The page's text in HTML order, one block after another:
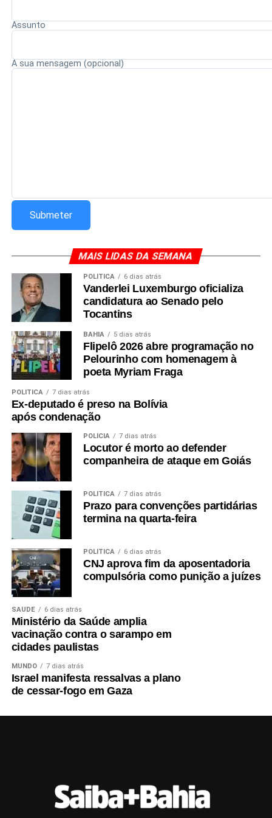
Redação Saiba+
Assunto
A sua mensagem (opcional)
MAIS LIDAS DA SEMANA
POLÍTICA 6 dias atrás
Vanderlei Luxemburgo oficializa
candidatura ao Senado pelo
Tocantins
BAHIA 5 dias atrás
Flipelô 2026 abre programação no
Pelourinho com homenagem à
poeta Myriam Fraga
POLÍTICA 7 dias atrás
Ex-deputado é preso na Bolívia
após condenação
POLÍCIA 7 dias atrás
Locutor é morto ao defender
companheira de ataque em Goiás
POLÍTICA 7 dias atrás
Prazo para convenções partidárias
termina na quarta-feira
POLÍTICA 6 dias atrás
CNJ aprova fim da aposentadoria
compulsória como punição a juízes
SAÚDE 6 dias atrás
Ministério da Saúde amplia
vacinação contra o sarampo em
cidades paulistas
MUNDO 7 dias atrás
Israel manifesta ressalvas a plano
de cessar-fogo em Gaza